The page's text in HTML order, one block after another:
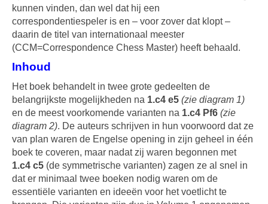
kunnen vinden, dan wel dat hij een
correspondentiespeler is en – voor zover dat klopt –
daarin de titel van internationaal meester
(CCM=Correspondence Chess Master) heeft behaald.
Inhoud
Het boek behandelt in twee grote gedeelten de
belangrijkste mogelijkheden na 1.c4 e5 (zie diagram 1)
en de meest voorkomende varianten na 1.c4 Pf6 (zie
diagram 2). De auteurs schrijven in hun voorwoord dat ze
van plan waren de Engelse opening in zijn geheel in één
boek te coveren, maar nadat zij waren begonnen met
1.c4 c5 (de symmetrische varianten) zagen ze al snel in
dat er minimaal twee boeken nodig waren om de
essentiële varianten en ideeën voor het voetlicht te